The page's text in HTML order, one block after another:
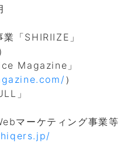
「SHIRIIZE」
Magazine」
）
」
マーケティング事業等